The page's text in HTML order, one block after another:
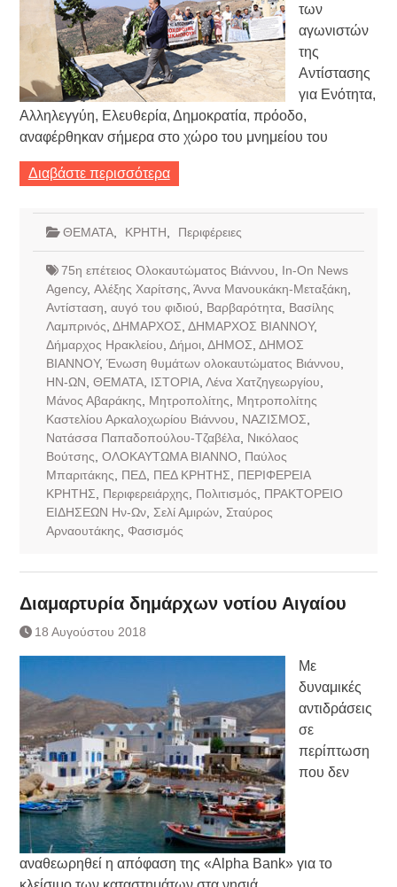
των
αγωνιστών
της
Αντίστασης
για Ενότητα,
Αλληλεγγύη, Ελευθερία, Δημοκρατία, πρόοδο,
αναφέρθηκαν σήμερα στο χώρο του μνημείου του
Διαβάστε περισσότερα
ΘΕΜΑΤΑ, ΚΡΗΤΗ Περιφέρειες
75η επέτειος Ολοκαυτώματος Βιάννου
In-On News
Agency, Αλέξης Χαρίτσης Άννα Μανουκάκη-Μεταξάκη
Αντίσταση αυγό του φιδιού Βαρβαρότητα, Βασίλης
Λαμπρινός ΔΗΜΑΡΧΟΣ ΔΗΜΑΡΧΟΣ ΒΙΑΝΝΟΥ,
Δήμαρχος Ηρακλείου Δήμοι, ΔΗΜΟΣ ΔΗΜΟΣ
ΒΙΑΝΝΟΥ, Ένωση θυμάτων ολοκαυτώματος Βιάννου
ΗΝ-ΩΝ ΘΕΜΑΤΑ, ΙΣΤΟΡΙΑ, Λένα Χατζηγεωργίου
Μάνος Αβαράκης
Μητροπολίτης
Μητροπολίτης
Καστελίου Αρκαλοχωρίου Βιάννου
ΝΑΖΙΣΜΟΣ
Νατάσσα Παπαδοπούλου-Τζαβέλα, Νικόλαος
Βούτσης ΟΛΟΚΑΥΤΩΜΑ ΒΙΑΝΝΟ
Παύλος
Μπαριτάκης
ΠΕΔ, ΠΕΔ ΚΡΗΤΗΣ
ΠΕΡΙΦΕΡΕΙΑ
ΚΡΗΤΗΣ
Περιφερειάρχης Πολιτισμός
ΠΡΑΚΤΟΡΕΙΟ
ΕΙΔΗΣΕΩΝ Ην-Ων, Σελί Αμιρών, Σταύρος
Αρναουτάκης
Φασισμός
Διαμαρτυρία δημάρχων νοτίου Αιγαίου
18 Αυγούστου 2018
Με
δυναμικές
αντιδράσεις
σε
περίπτωση
που δεν
αναθεωρηθεί η απόφαση της «Alpha Bank» για το